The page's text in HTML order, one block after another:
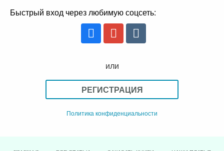
Быстрый вход через любимую соцсеть:
или
РЕГИСТРАЦИЯ
Политика конфиденциальности